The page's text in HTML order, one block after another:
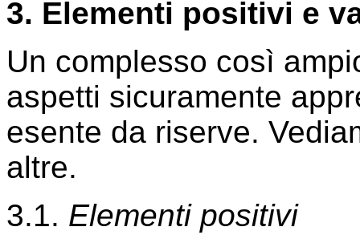
3. Elementi positivi e
Un complesso così
aspetti sicuramente
esente da riserve.
altre.
3.1. Elementi positivi